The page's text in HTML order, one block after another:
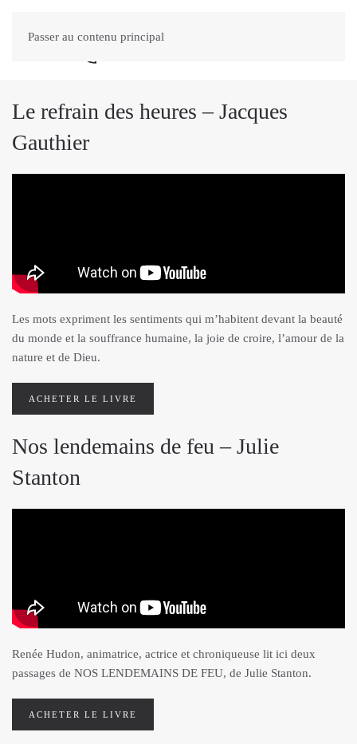
Passer au contenu principal
Le refrain des heures – Jacques
Gauthier
Les mots expriment les sentiments qui m’habitent devant la beauté
du monde et la souffrance humaine, la joie de croire, l’amour de la
nature et de Dieu.
ACHETER LE LIVRE
Nos lendemains de feu – Julie
Stanton
Renée Hudon, animatrice, actrice et chroniqueuse lit ici deux
passages de NOS LENDEMAINS DE FEU, de Julie Stanton.
ACHETER LE LIVRE